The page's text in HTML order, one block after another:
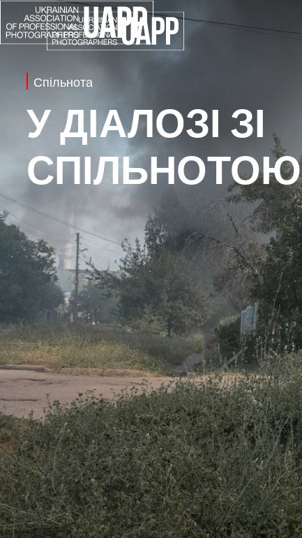
Спільнота
У ДІАЛОЗІ ЗІ
СПІЛЬНОТОЮ